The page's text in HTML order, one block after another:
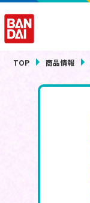
TOP 商品情報